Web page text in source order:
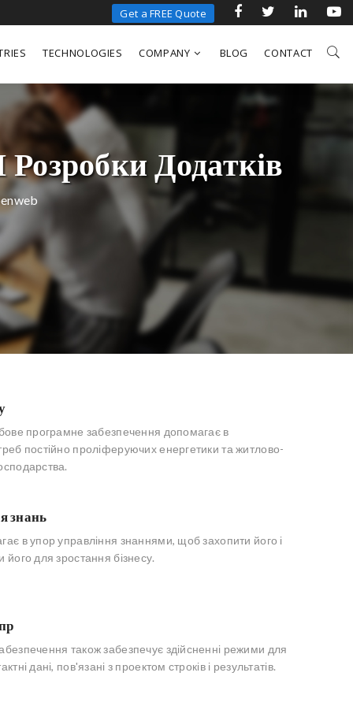
Get a FREE Quote
TECHNOLOGIES COMPANY BLOG CONTACT
Розробки Додатків
програмне забезпечення допомагає в
постійно проліферуючих енергетики та житлово-
знань
в упор управління знаннями, щоб захопити його і
його для зростання бізнесу.
також забезпечує здійсненні режими для
дані, пов'язані з проектом строків і результатів.